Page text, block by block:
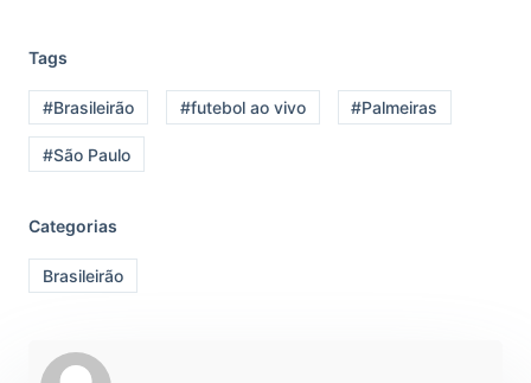
Tags
#Brasileirão #futebol ao vivo #Palmeiras
#São Paulo
Categorias
Brasileirão